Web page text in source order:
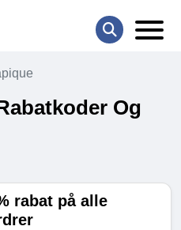
Og
rabat på alle